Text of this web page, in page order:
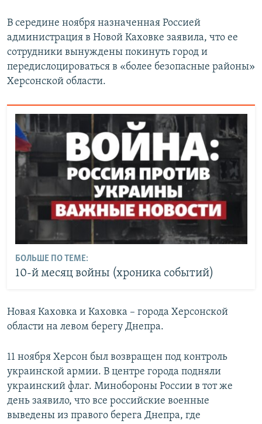
В середине ноября назначенная Россией
администрация в Новой Каховке заявила, что ее
сотрудники вынуждены покинуть город и
передислоцироваться в «более безопасные районы»
Херсонской области.
БОЛЬШЕ ПО ТЕМЕ:
10-й месяц войны (хроника событий)
Новая Каховка и Каховка – города Херсонской
области на левом берегу Днепра.
11 ноября Херсон был возвращен под контроль
украинской армии. В центре города подняли
украинский флаг. Минобороны России в тот же
день заявило, что все российские военные
выведены из правого берега Днепра, где